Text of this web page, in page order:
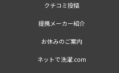
クチコミ投稿
提携メーカー紹介
お休みのご案内
ネットで洗濯.com